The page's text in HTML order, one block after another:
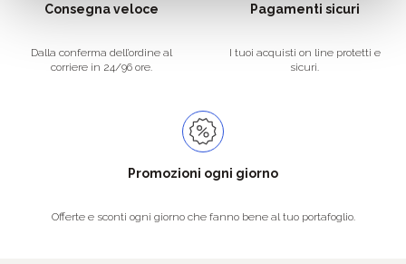
Consegna veloce
Dalla conferma dell’ordine al
corriere in 24/96 ore.
Pagamenti sicuri
I tuoi acquisti on line protetti e
sicuri.
Promozioni ogni giorno
Offerte e sconti ogni giorno che fanno bene al tuo portafoglio.